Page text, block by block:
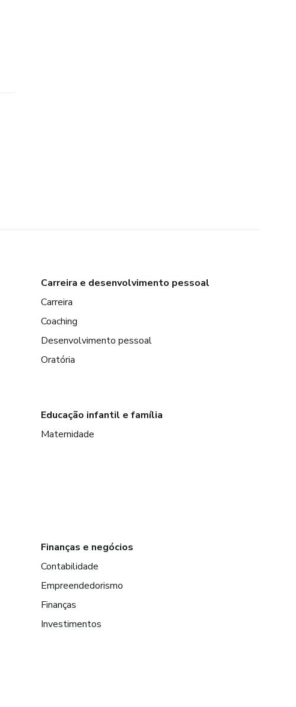
Carreira e desenvolvimento pessoal
Carreira
Coaching
Desenvolvimento pessoal
Oratória
Educação infantil e família
Maternidade
Finanças e negócios
Contabilidade
Empreendedorismo
Finanças
Investimentos